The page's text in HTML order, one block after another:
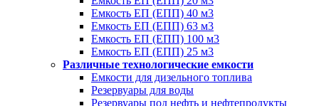
Емкость ЕП (ЕПП) 40 м3
Емкость ЕП (ЕПП) 63 м3
Емкость ЕП (ЕПП) 100 м3
Емкость ЕП (ЕПП) 25 м3
Различные технологические емкости
Емкости для дизельного топлива
Резервуары для воды
Резервуары под нефть и нефтепродукты